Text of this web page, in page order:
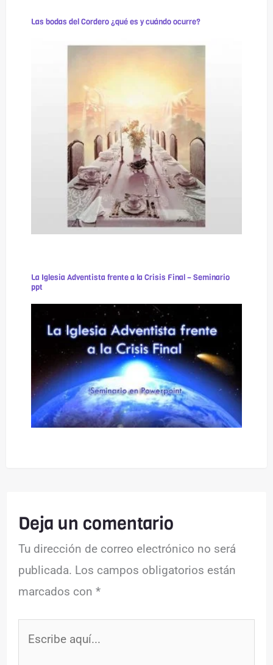
Las bodas del Cordero ¿qué es y cuándo ocurre?
La Iglesia Adventista frente a la Crisis Final – Seminario
ppt
Deja un comentario
Tu dirección de correo electrónico no será
publicada. Los campos obligatorios están
marcados con*